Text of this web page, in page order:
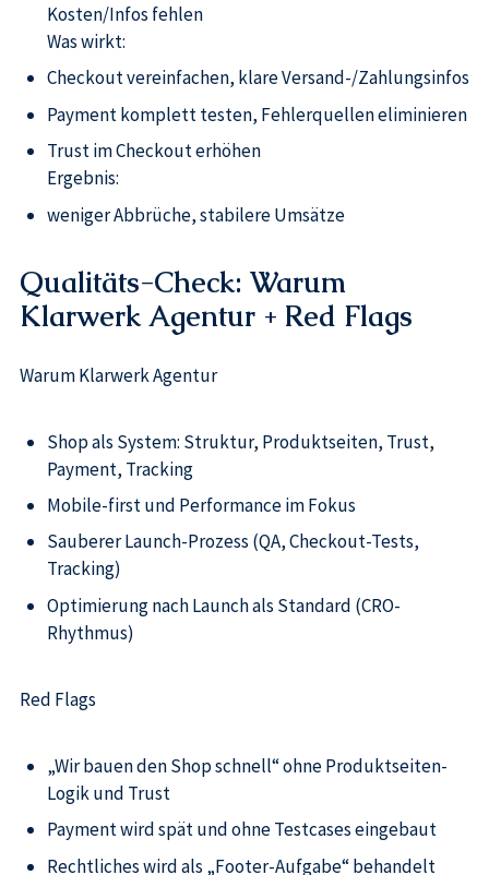
Kosten/Infos fehlen
Was wirkt:
Checkout vereinfachen, klare Versand-/Zahlungsinfos
Payment komplett testen, Fehlerquellen eliminieren
Trust im Checkout erhöhen
Ergebnis:
weniger Abbrüche, stabilere Umsätze
Qualitäts-Check: Warum
Klarwerk Agentur + Red Flags
Warum Klarwerk Agentur
Shop als System: Struktur, Produktseiten, Trust,
Payment, Tracking
Mobile-first und Performance im Fokus
Sauberer Launch-Prozess (QA, Checkout-Tests,
Tracking)
Optimierung nach Launch als Standard (CRO-
Rhythmus)
Red Flags
„Wir bauen den Shop schnell“ ohne Produktseiten-
Logik und Trust
Payment wird spät und ohne Testcases eingebaut
Rechtliches wird als „Footer-Aufgabe“ behandelt